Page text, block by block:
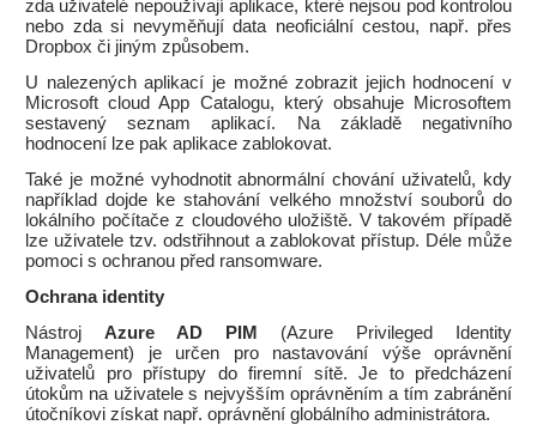
zda uživatelé nepoužívají aplikace, které nejsou pod kontrolou
nebo zda si nevyměňují data neoficiální cestou, např. přes
Dropbox či jiným způsobem.
U nalezených aplikací je možné zobrazit jejich hodnocení v
Microsoft cloud App Catalogu, který obsahuje Microsoftem
sestavený seznam aplikací. Na základě negativního
hodnocení lze pak aplikace zablokovat.
Také je možné vyhodnotit abnormální chování uživatelů, kdy
například dojde ke stahování velkého množství souborů do
lokálního počítače z cloudového uložiště. V takovém případě
lze uživatele tzv. odstřihnout a zablokovat přístup. Déle může
pomoci s ochranou před ransomware.
Ochrana identity
Nástroj Azure AD PIM
(Azure Privileged Identity
Management) je určen pro nastavování výše oprávnění
uživatelů pro přístupy do firemní sítě. Je to předcházení
útokům na uživatele s nejvyšším oprávněním a tím zabránění
útočníkovi získat např. oprávnění globálního administrátora.